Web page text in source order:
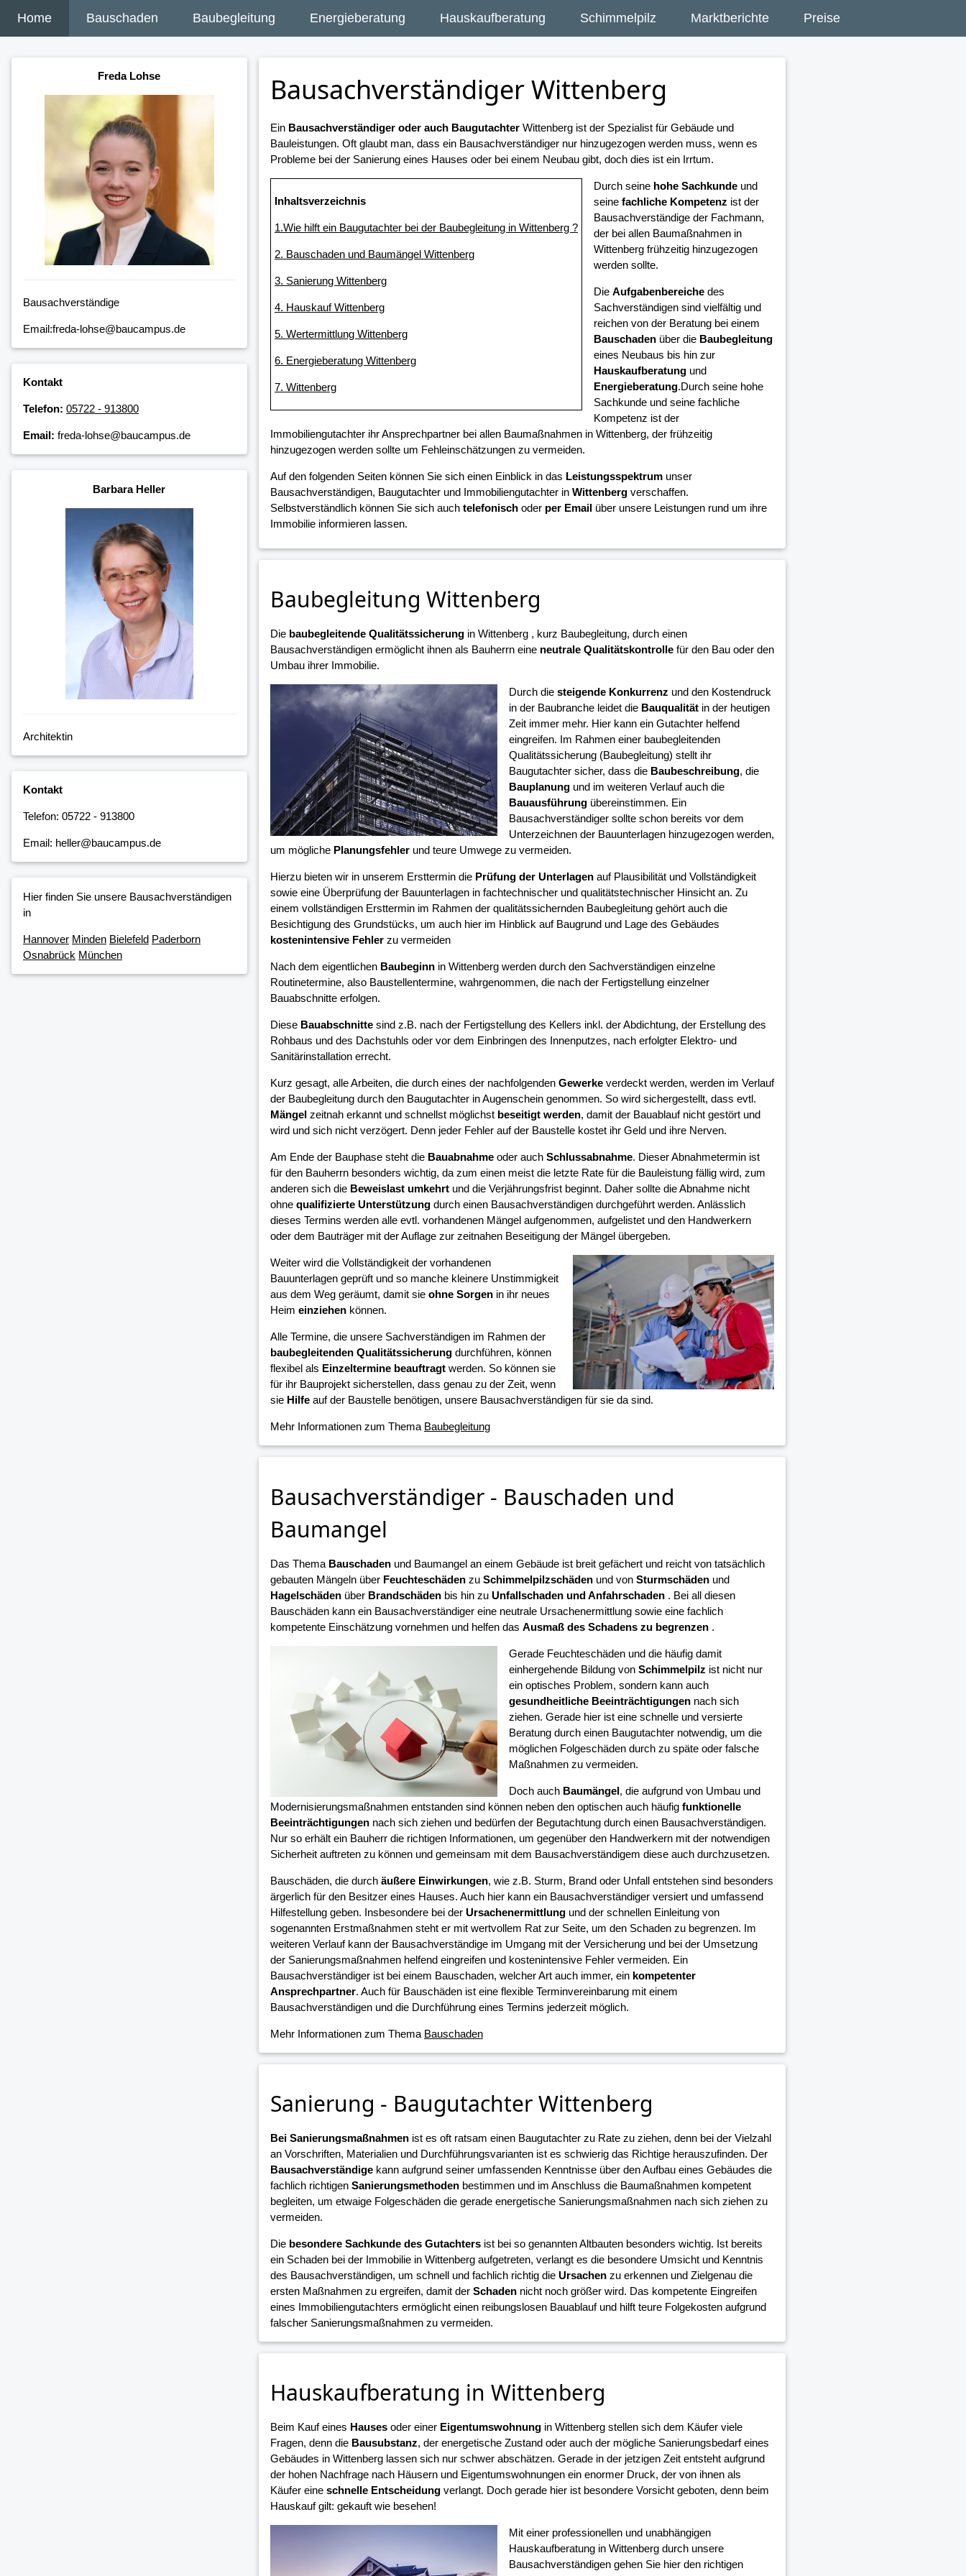
Home Bauschaden Baubegleitung Energieberatung Hauskaufberatung Schimmelpilz Marktberichte Preise
Freda Lohse
Bausachverständige
Email:freda-lohse@baucampus.de
Kontakt
Telefon: 05722 - 913800
Email: freda-lohse@baucampus.de
Barbara Heller
Architektin
Kontakt
Telefon: 05722 - 913800
Email: heller@baucampus.de
Hier finden Sie unsere Bausachverständigen
in
Hannover Minden Bielefeld Paderborn
Osnabrück München
Bausachverständiger Wittenberg
Ein Bausachverständiger oder auch BaugutachterWittenberg ist der Spezialist für Gebäude und
Bauleistungen. Oft glaubt man, dass ein Bausachverständiger nur hinzugezogen werden muss, wenn es
Probleme bei der Sanierung eines Hauses oder bei einem Neubau gibt, doch dies ist ein Irrtum.
Inhaltsverzeichnis
1.Wie hilft ein Baugutachter bei der Baubegleitung in Wittenberg ?
2. Bauschaden und Baumängel Wittenberg
3. Sanierung Wittenberg
4. Hauskauf Wittenberg
5. Wertermittlung Wittenberg
6. Energieberatung Wittenberg
7. Wittenberg
Durch seine hohe Sachkundeund
seine fachliche Kompetenz ist der
Bausachverständige der Fachmann,
der bei allen Baumaßnahmen in
Wittenberg frühzeitig hinzugezogen
werden sollte.
Die Aufgabenbereichedes
Sachverständigen sind vielfältig und
reichen von der Beratung bei einem
Bauschadenüber die Baubegleitung
eines Neubaus bis hin zur
Hauskaufberatungund
Energieberatung.Durch seine hohe
Sachkunde und seine fachliche
Kompetenz ist der
Immobiliengutachter ihr Ansprechpartner bei allen Baumaßnahmen in Wittenberg, der frühzeitig
hinzugezogen werden sollte um Fehleinschätzungen zu vermeiden.
Auf den folgenden Seiten können Sie sich einen Einblick in das Leistungsspektrumunser
Bausachverständigen, Baugutachter und Immobiliengutachter in Wittenbergverschaffen.
Selbstverständlich können Sie sich auch telefonischoder per Emailüber unsere Leistungen rund um ihre
Immobilie informieren lassen.
Baubegleitung Wittenberg
Die baubegleitende Qualitätssicherungin Wittenberg , kurz Baubegleitung, durch einen
Bausachverständigen ermöglicht ihnen als Bauherrn eine neutrale Qualitätskontrollefür den Bau oder den
Umbau ihrer Immobilie.
Durch die steigende Konkurrenz und den Kostendruck
in der Baubranche leidet die Bauqualitätin der heutigen
Zeit immer mehr. Hier kann ein Gutachter helfend
eingreifen. Im Rahmen einer baubegleitenden
Qualitätssicherung (Baubegleitung) stellt ihr
Baugutachter sicher, dass die Baubeschreibung, die
Bauplanungund im weiteren Verlauf auch die
Bauausführungübereinstimmen. Ein
Bausachverständiger sollte schon bereits vor dem
Unterzeichnen der Bauunterlagen hinzugezogen werden,
um mögliche Planungsfehlerund teure Umwege zu vermeiden.
Hierzu bieten wir in unserem Ersttermin die Prüfung der Unterlagenauf Plausibilität und Vollständigkeit
sowie eine Überprüfung der Bauunterlagen in fachtechnischer und qualitätstechnischer Hinsicht an. Zu
einem vollständigen Ersttermin im Rahmen der qualitätssichernden Baubegleitung gehört auch die
Besichtigung des Grundstücks, um auch hier im Hinblick auf Baugrund und Lage des Gebäudes
kostenintensive Fehlerzu vermeiden
Nach dem eigentlichen Baubeginnin Wittenberg werden durch den Sachverständigen einzelne
Routinetermine, also Baustellentermine, wahrgenommen, die nach der Fertigstellung einzelner
Bauabschnitte erfolgen.
Diese Bauabschnittesind z.B. nach der Fertigstellung des Kellers inkl. der Abdichtung, der Erstellung des
Rohbaus und des Dachstuhls oder vor dem Einbringen des Innenputzes, nach erfolgter Elektro- und
Sanitärinstallation errecht.
Kurz gesagt, alle Arbeiten, die durch eines der nachfolgenden Gewerkeverdeckt werden, werden im Verlauf
der Baubegleitung durch den Baugutachter in Augenschein genommen. So wird sichergestellt, dass evtl.
Mängelzeitnah erkannt und schnellst möglichst beseitigt werden, damit der Bauablauf nicht gestört und
wird und sich nicht verzögert. Denn jeder Fehler auf der Baustelle kostet ihr Geld und ihre Nerven.
Am Ende der Bauphase steht die Bauabnahmeoder auch Schlussabnahme. Dieser Abnahmetermin ist
für den Bauherrn besonders wichtig, da zum einen meist die letzte Rate für die Bauleistung fällig wird, zum
anderen sich die Beweislast umkehrtund die Verjährungsfrist beginnt. Daher sollte die Abnahme nicht
ohne qualifizierte Unterstützungdurch einen Bausachverständigen durchgeführt werden. Anlässlich
dieses Termins werden alle evtl. vorhandenen Mängel aufgenommen, aufgelistet und den Handwerkern
oder dem Bauträger mit der Auflage zur zeitnahen Beseitigung der Mängel übergeben.
Weiter wird die Vollständigkeit der vorhandenen
Bauunterlagen geprüft und so manche kleinere Unstimmigkeit
aus dem Weg geräumt, damit sie ohne Sorgenin ihr neues
Heim einziehenkönnen.
Alle Termine, die unsere Sachverständigen im Rahmen der
baubegleitenden Qualitätssicherungdurchführen, können
flexibel als Einzeltermine beauftragtwerden. So können sie
für ihr Bauprojekt sicherstellen, dass genau zu der Zeit, wenn
sie Hilfeauf der Baustelle benötigen, unsere Bausachverständigen für sie da sind.
Mehr Informationen zum Thema Baubegleitung
Bausachverständiger - Bauschaden und
Baumangel
Das Thema Bauschadenund Baumangel an einem Gebäude ist breit gefächert und reicht von tatsächlich
gebauten Mängeln über Feuchteschädenzu Schimmelpilzschädenund von Sturmschädenund
Hagelschädenüber Brandschädenbis hin zu Unfallschaden und Anfahrschaden. Bei all diesen
Bauschäden kann ein Bausachverständiger eine neutrale Ursachenermittlung sowie eine fachlich
kompetente Einschätzung vornehmen und helfen das Ausmaß des Schadens zu begrenzen.
Gerade Feuchteschäden und die häufig damit
einhergehende Bildung von Schimmelpilz ist nicht nur
ein optisches Problem, sondern kann auch
gesundheitliche Beeinträchtigungennach sich
ziehen. Gerade hier ist eine schnelle und versierte
Beratung durch einen Baugutachter notwendig, um die
möglichen Folgeschäden durch zu späte oder falsche
Maßnahmen zu vermeiden.
Doch auch Baumängel, die aufgrund von Umbau und
Modernisierungsmaßnahmen entstanden sind können neben den optischen auch häufig funktionelle
Beeinträchtigungennach sich ziehen und bedürfen der Begutachtung durch einen Bausachverständigen.
Nur so erhält ein Bauherr die richtigen Informationen, um gegenüber den Handwerkern mit der notwendigen
Sicherheit auftreten zu können und gemeinsam mit dem Bausachverständigem diese auch durchzusetzen.
Bauschäden, die durch äußere Einwirkungen, wie z.B. Sturm, Brand oder Unfall entstehen sind besonders
ärgerlich für den Besitzer eines Hauses. Auch hier kann ein Bausachverständiger versiert und umfassend
Hilfestellung geben. Insbesondere bei der Ursachenermittlungund der schnellen Einleitung von
sogenannten Erstmaßnahmen steht er mit wertvollem Rat zur Seite, um den Schaden zu begrenzen. Im
weiteren Verlauf kann der Bausachverständige im Umgang mit der Versicherung und bei der Umsetzung
der Sanierungsmaßnahmen helfend eingreifen und kostenintensive Fehler vermeiden. Ein
Bausachverständiger ist bei einem Bauschaden, welcher Art auch immer, ein kompetenter
Ansprechpartner. Auch für Bauschäden ist eine flexible Terminvereinbarung mit einem
Bausachverständigen und die Durchführung eines Termins jederzeit möglich.
Mehr Informationen zum Thema Bauschaden
Sanierung - Baugutachter Wittenberg
Bei Sanierungsmaßnahmenist es oft ratsam einen Baugutachter zu Rate zu ziehen, denn bei der Vielzahl
an Vorschriften, Materialien und Durchführungsvarianten ist es schwierig das Richtige herauszufinden. Der
Bausachverständigekann aufgrund seiner umfassenden Kenntnisse über den Aufbau eines Gebäudes die
fachlich richtigen Sanierungsmethodenbestimmen und im Anschluss die Baumaßnahmen kompetent
begleiten, um etwaige Folgeschäden die gerade energetische Sanierungsmaßnahmen nach sich ziehen zu
vermeiden.
Die besondere Sachkunde des Gutachtersist bei so genannten Altbauten besonders wichtig. Ist bereits
ein Schaden bei der Immobilie in Wittenberg aufgetreten, verlangt es die besondere Umsicht und Kenntnis
des Bausachverständigen, um schnell und fachlich richtig die Ursachenzu erkennen und Zielgenau die
ersten Maßnahmen zu ergreifen, damit der Schadennicht noch größer wird. Das kompetente Eingreifen
eines Immobiliengutachters ermöglicht einen reibungslosen Bauablauf und hilft teure Folgekosten aufgrund
falscher Sanierungsmaßnahmen zu vermeiden.
Hauskaufberatung in Wittenberg
Beim Kauf eines Hausesoder einer Eigentumswohnungin Wittenberg stellen sich dem Käufer viele
Fragen, denn die Bausubstanz, der energetische Zustand oder auch der mögliche Sanierungsbedarf eines
Gebäudes in Wittenberg lassen sich nur schwer abschätzen. Gerade in der jetzigen Zeit entsteht aufgrund
der hohen Nachfrage nach Häusern und Eigentumswohnungen ein enormer Druck, der von ihnen als
Käufer eine schnelle Entscheidungverlangt. Doch gerade hier ist besondere Vorsicht geboten, denn beim
Hauskauf gilt: gekauft wie besehen!
Mit einer professionellen und unabhängigen
Hauskaufberatung in Wittenberg durch unsere
Bausachverständigen gehen Sie hier den richtigen